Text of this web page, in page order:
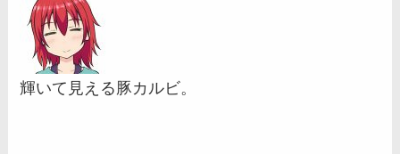
輝いて見える豚カルビ。